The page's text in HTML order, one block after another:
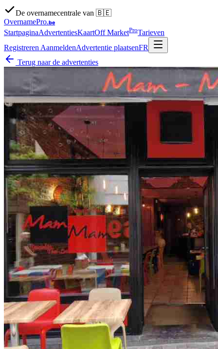
De overnamecentrale van 🇧🇪
OvernamePro.be
StartpaginaAdvertentiesKaartOff MarketProTarieven
Registreren AanmeldenAdvertentie plaatsenFR
Terug naar de advertenties